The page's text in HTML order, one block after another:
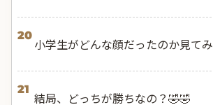
20
小学生がどんな顔だったのか見て
21
結局、どっちが勝ちなの？🤣🤣